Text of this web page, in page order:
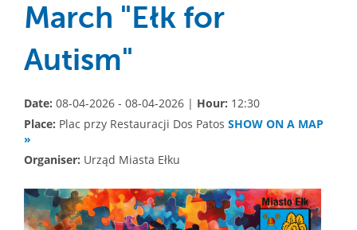
March "Ełk for
Autism"
Date: 08-04-2026 - 08-04-2026 | Hour: 12:30
Place: Plac przy Restauracji Dos Patos SHOW ON A MAP
»
Organiser: Urząd Miasta Ełku